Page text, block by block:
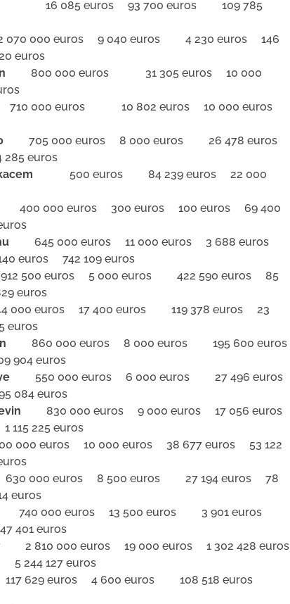
085 euros 93 700 euros 109 785
000 euros 9 040 euros 4 230 euros 146
euros
800 000 euros 31 305 euros 10 000
000 euros 10 802 euros 10 000 euros
705 000 euros 8 000 euros 26 478 euros
euros
500 euros 84 239 euros 22 000
400 000 euros 300 euros 100 euros 69 400
645 000 euros 11 000 euros 3 688 euros
euros 742 109 euros
500 euros 5 000 euros 422 590 euros 85
euros
000 euros 17 400 euros 119 378 euros 23
euros
860 000 euros 8 000 euros 195 600 euros
904 euros
550 000 euros 6 000 euros 27 496 euros
084 euros
830 000 euros 9 000 euros 17 056 euros
225 euros
000 euros 10 000 euros 38 677 euros 53 122
000 euros 8 500 euros 27 194 euros 78
euros
740 000 euros 13 500 euros 3 901 euros
401 euros
2 810 000 euros 19 000 euros 1 302 428 euros
244 127 euros
629 euros 4 600 euros 108 518 euros